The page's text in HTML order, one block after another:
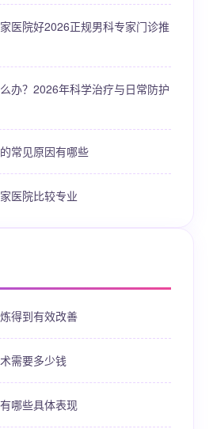
医院好2026正规男科专家门诊推
办？2026年科学治疗与日常防护
常见原因有哪些
医院比较专业
得到有效改善
需要多少钱
哪些具体表现